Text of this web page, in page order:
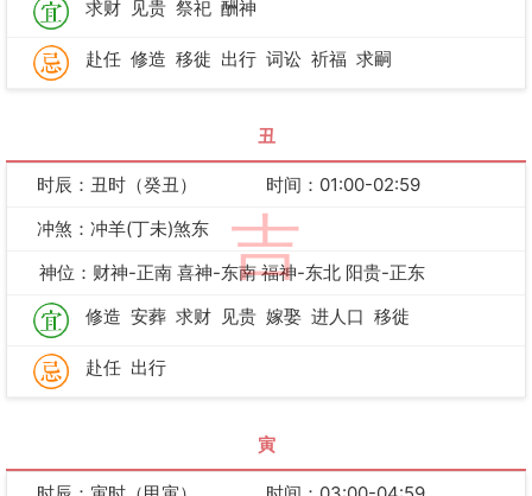
求财 见贵 祭祀 酬神
赴任 修造 移徙 出行 词讼 祈福 求嗣
丑
吉
时辰：丑时（癸丑）
时间：01:00-02:59
冲煞：冲羊(丁未)煞东
神位：财神-正南 喜神-东南 福神-东北 阳贵-正东
修造 安葬 求财 见贵 嫁娶 进人口 移徙
赴任 出行
寅